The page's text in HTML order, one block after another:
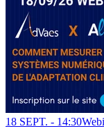
18 SEPT. - 14:30